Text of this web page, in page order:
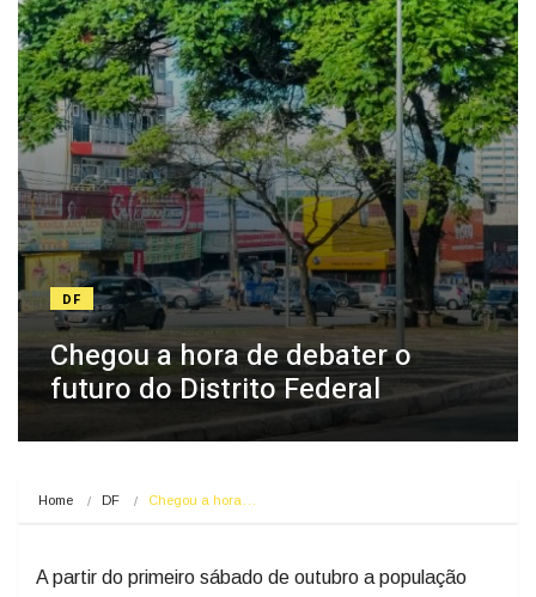
DF
Chegou a hora de debater o
futuro do Distrito Federal
Home DF Chegou a hora…
A partir do primeiro sábado de outubro a população